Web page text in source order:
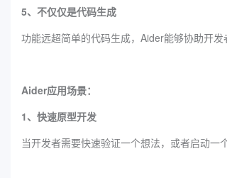
5、不仅仅是代码生成
功能远超简单的代码生成，Aider能够协助开
Aider应用场景：
1、快速原型开发
当开发者需要快速验证一个想法，或者启动一